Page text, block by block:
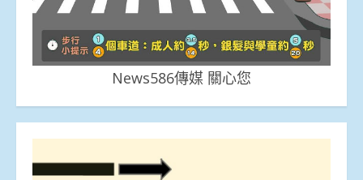
News586傳媒 關心您